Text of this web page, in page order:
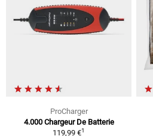
ProCharger
4.000 Chargeur De Batterie
119,99 €1